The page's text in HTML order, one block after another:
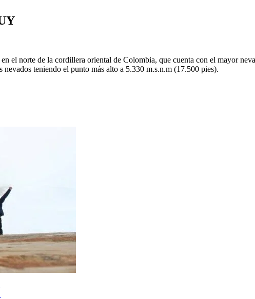
el norte de la cordillera oriental de Colombia, que cuenta con el mayor
nevados teniendo el punto más alto a 5.330 m.s.n.m (17.500 pies).